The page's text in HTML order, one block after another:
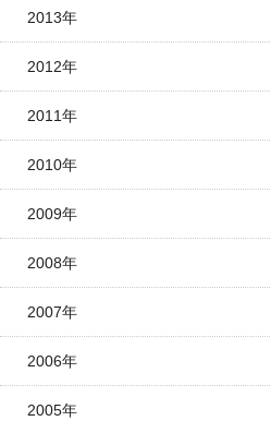
2013年
2012年
2011年
2010年
2009年
2008年
2007年
2006年
2005年